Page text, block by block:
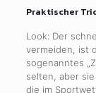
Praktischer
Look: Der
vermeiden, ist
sogenanntes
selten, aber
die im